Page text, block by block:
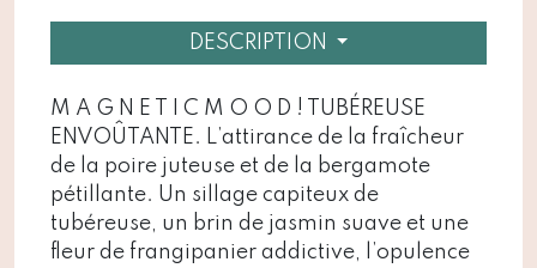
DESCRIPTION
M A G N E T I C M O O D ! TUBÉREUSE
ENVOÛTANTE. L’attirance de la fraîcheur
de la poire juteuse et de la bergamote
pétillante. Un sillage capiteux de
tubéreuse, un brin de jasmin suave et une
fleur de frangipanier addictive, l’opulence